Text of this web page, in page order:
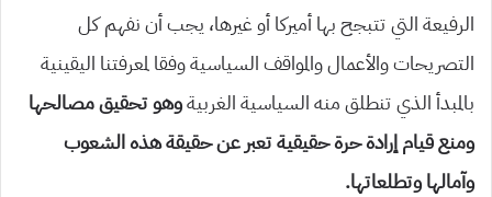
الرفيعة التي تتبجح بها أميركا أو غيرها، يجب أن نفهم كل
التصريحات والأعمال والمواقف السياسية وفقا لمعرفتنا اليقينية
بالمبدأ الذي تنطلق منه السياسية الغربيةوهو تحقيق مصالحها
ومنع قيام إرادة حرة حقيقية تعبر عن حقيقة هذه الشعوب
وآمالها وتطلعاتها.